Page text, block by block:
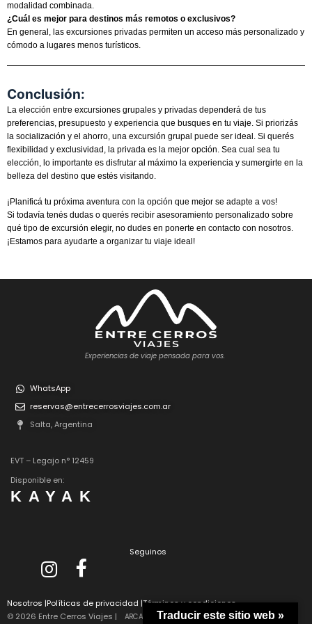
modalidad combinada.
¿Cuál es mejor para destinos más remotos o exclusivos?
En general, las excursiones privadas permiten un acceso más personalizado y
cómodo a lugares menos turísticos.
Conclusión:
La elección entre excursiones grupales y privadas dependerá de tus
preferencias, presupuesto y experiencia que busques en tu viaje. Si priorizás
la socialización y el ahorro, una excursión grupal puede ser ideal. Si querés
flexibilidad y exclusividad, la privada es la mejor opción. Sea cual sea tu
elección, lo importante es disfrutar al máximo la experiencia y sumergirte en la
belleza del destino que estés visitando.
¡Planificá tu próxima aventura con la opción que mejor se adapte a vos!
Si todavía tenés dudas o querés recibir asesoramiento personalizado sobre
qué tipo de excursión elegir, no dudes en ponerte en contacto con nosotros.
¡Estamos para ayudarte a organizar tu viaje ideal!
Experiencias de viaje pensada para vos.
WhatsApp
reservas@entrecerrosviajes.com.ar
Salta, Argentina
EVT – Legajo n° 12459
Disponible en:
KAYAK
Seguinos
Nosotros |Políticas de privacidad |Términos y condiciones
© 2026 Entre Cerros Viajes |
ARCA | Traducir este sitio web »